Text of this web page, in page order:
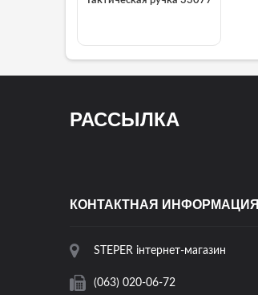
РАССЫЛКА
КОНТАКТНАЯ ИНФОРМАЦИЯ
STEPER інтернет-магазин
(063) 020-06-72